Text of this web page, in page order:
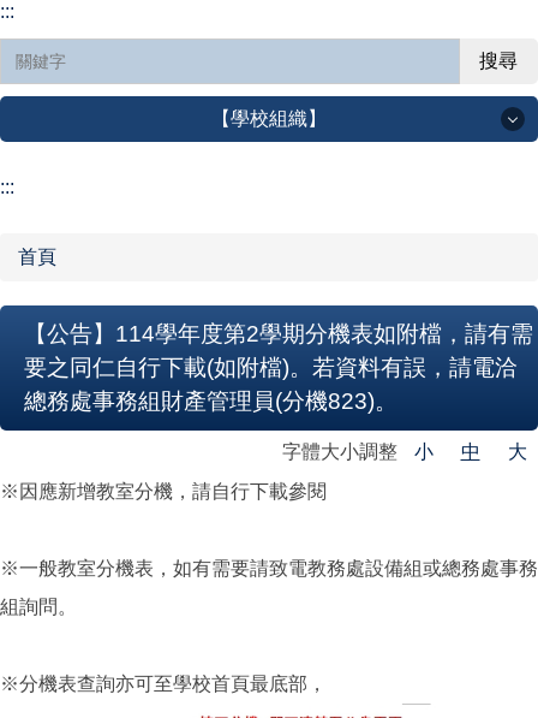
:::
搜尋
【學校組織】
【學校組織】
網站導覽
:::
首頁
【公告】114學年度第2學期分機表如附檔，請有需
要之同仁自行下載(如附檔)。若資料有誤，請電洽
總務處事務組財產管理員(分機823)。
字體大小調整 小 中
大
※因應新增教室分機，請自行下載參閱
※一般教室分機表，如有需要請致電教務處設備組或總務處事務
組詢問。
※分機表查詢亦可至學校首頁最底部，